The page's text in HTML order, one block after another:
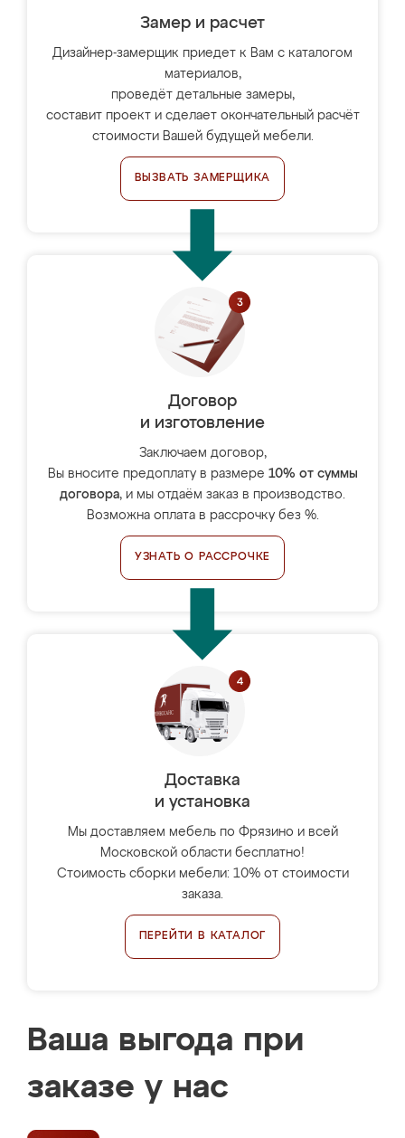
Замер и расчет
Дизайнер-замерщик приедет к Вам с каталогом
материалов,
проведёт детальные замеры,
составит проект и сделает окончательный расчёт
стоимости Вашей будущей мебели.
ВЫЗВАТЬ ЗАМЕРЩИКА
Договор
и изготовление
Заключаем договор,
Вы вносите предоплату в размере 10% от суммы
договора, и мы отдаём заказ в производство.
Возможна оплата в рассрочку без %.
УЗНАТЬ О РАССРОЧКЕ
Доставка
и установка
Мы доставляем мебель по Фрязино и всей
Московской области бесплатно!
Стоимость сборки мебели: 10% от стоимости
заказа.
ПЕРЕЙТИ В КАТАЛОГ
Ваша выгода при
заказе у нас